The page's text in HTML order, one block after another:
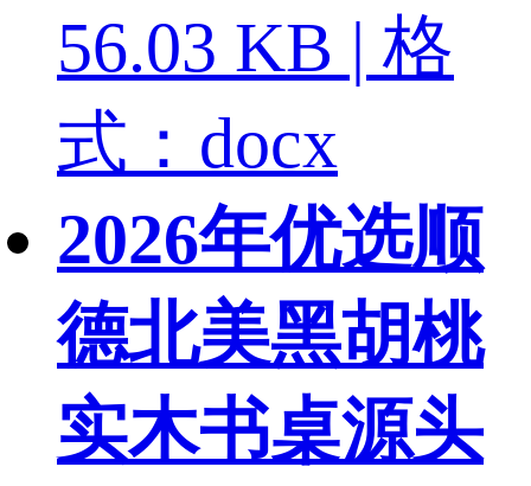
56.03 KB | 格
式：docx
2026年优选顺
德北美黑胡桃
实木书桌源头